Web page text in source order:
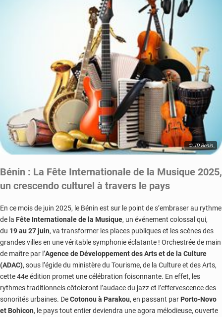
© JD Benin
Bénin : La Fête Internationale de la Musique 2025,
un crescendo culturel à travers le pays
En ce mois de juin 2025, le Bénin est sur le point de s’embraser au rythme
de la Fête Internationale de la Musique, un événement colossal qui,
du 19 au 27 juin, va transformer les places publiques et les scènes des
grandes villes en une véritable symphonie éclatante ! Orchestrée de main
de maître par l’Agence de Développement des Arts et de la Culture
(ADAC), sous l’égide du ministère du Tourisme, de la Culture et des Arts,
cette 44e édition promet une célébration foisonnante. En effet, les
rythmes traditionnels côtoieront l’audace du jazz et l’effervescence des
sonorités urbaines. DeCotonou à Parakou, en passant par Porto-Novo
et Bohicon, le pays tout entier deviendra une agora mélodieuse, ouverte